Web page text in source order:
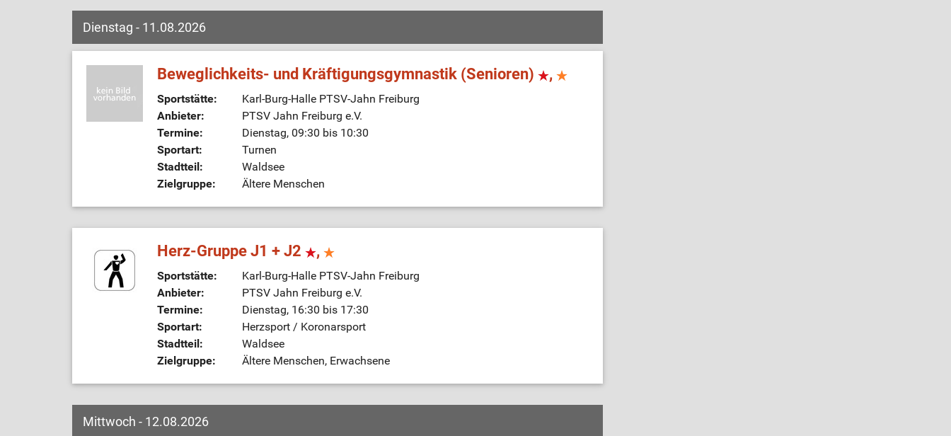
Dienstag - 11.08.2026
Beweglichkeits- und Kräftigungsgymnastik (Senioren) ,
Sportstätte:
Karl-Burg-Halle PTSV-Jahn Freiburg
Anbieter:
PTSV Jahn Freiburg e.V.
Termine:
Dienstag, 09:30 bis 10:30
Sportart:
Turnen
Stadtteil:
Waldsee
Zielgruppe:
Ältere Menschen
Herz-Gruppe J1 + J2 ,
Sportstätte:
Karl-Burg-Halle PTSV-Jahn Freiburg
Anbieter:
PTSV Jahn Freiburg e.V.
Termine:
Dienstag, 16:30 bis 17:30
Sportart:
Herzsport / Koronarsport
Stadtteil:
Waldsee
Zielgruppe:
Ältere Menschen, Erwachsene
Mittwoch - 12.08.2026